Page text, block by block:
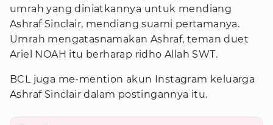
umrah yang diniatkannya untuk mendiang
Ashraf Sinclair, mendiang suami pertamanya.
Umrah mengatasnamakan Ashraf, teman duet
Ariel NOAH itu berharap ridho Allah SWT.
BCL juga me-mention akun Instagram keluarga
Ashraf Sinclair dalam postingannya itu.